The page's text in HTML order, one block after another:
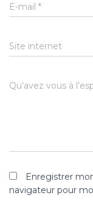
E-mail *
Site internet
Qu’avez vous à
Enregistrer
navigateur pour